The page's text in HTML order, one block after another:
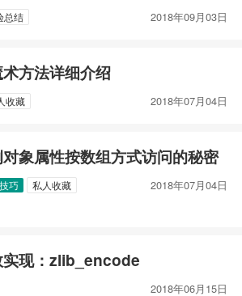
总结 2018年09月03日
方法详细介绍
收藏 2018年07月04日
象属性按数组方式访问的秘密
巧
私人收藏
2018年07月04日
实现：zlib_encode
2018年06月15日